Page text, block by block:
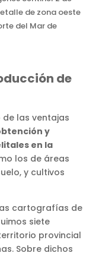
de zona oeste
del Mar de
de
de las ventajas
y
en la
los de áreas
y cultivos
cartografías de
siete
provincial
Sobre dichos